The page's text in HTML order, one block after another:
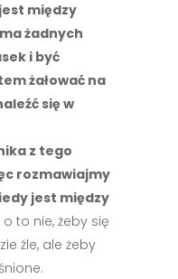
między
żadnych
i być
żałować na
się w
z tego
rozmawiajmy
jest między
to nie, żeby się
źle, ale żeby